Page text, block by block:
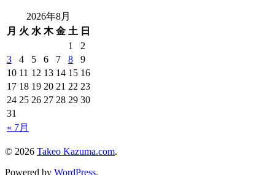
2026年8月
月 火 水 木 金 土 日
« 7月
1
2
3
4 5 6 7 8
9
10 11 12 13 14 15 16
17 18 19 20 21 22 23
24 25 26 27 28 29 30
31
© 2026 Takeo Kazuma.com.
Powered by WordPress.